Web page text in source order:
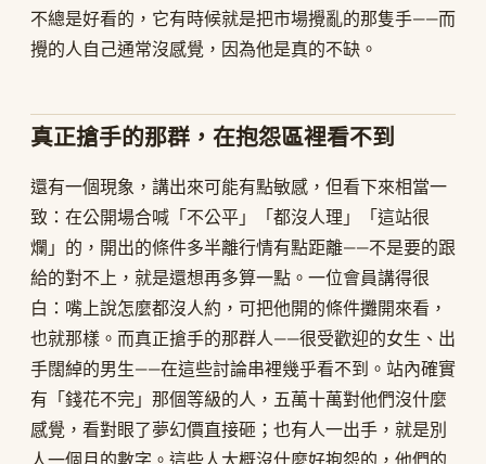
不總是好看的，它有時候就是把市場攪亂的那隻手——而
攪的人自己通常沒感覺，因為他是真的不缺。
真正搶手的那群，在抱怨區裡看不到
還有一個現象，講出來可能有點敏感，但看下來相當一
致：在公開場合喊「不公平」「都沒人理」「這站很
爛」的，開出的條件多半離行情有點距離——不是要的跟
給的對不上，就是還想再多算一點。一位會員講得很
白：嘴上說怎麼都沒人約，可把他開的條件攤開來看，
也就那樣。而真正搶手的那群人——很受歡迎的女生、出
手闊綽的男生——在這些討論串裡幾乎看不到。站內確實
有「錢花不完」那個等級的人，五萬十萬對他們沒什麼
感覺，看對眼了夢幻價直接砸；也有人一出手，就是別